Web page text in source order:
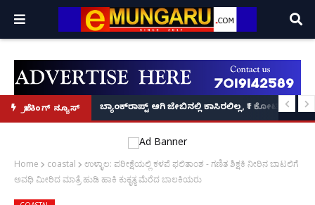
ಬ್ರೇಕಿಂಗ್ ನ್ಯೂಸ್ಅಧ್ಯಕ್ಷ ಅಲೋಕ್ ಕುಮಾರ್ ಘೋಷಣೆ!
ಪ್ರದೋಷ್ ಬೆನ್ನಲ್ಲೇ ಮಾಫಿ ಸಾಕ್ಷಿಯಾಗಲು 'ಎ8 ರವಿಶಂಕರ್, ಎ10 ವಿನಯ್' ಅರ್ಜಿ!
ಬ್ಯಾಂಕ್‌ರಾಪ್ಟ್‌ ಆಗಿ ಜೇಬಿನಲ್ಲಿ ಕಾಸಿರಲಿಲ್ಲ, ₹1 ಕೋಟಿ ಸಾಲ
Home coastal
ಉಳ್ಳಾಲ: ಪರೀಕ್ಷೆಯಲ್ಲಿ ಕಳಪೆ ಫಲಿತಾಂಶ - ಗಣಿತ ಶಿಕ್ಷಕಿ ನೀರಿನ ಬಾಟಲಿಗೆ
ಅವಧಿ ಮೀರಿದ ಮಾತ್ರೆ ಹುಡಿ ಹಾಕಿ ಕುಕೃತ್ಯ ಮೆರೆದ ಬಾಲಕಿಯರು